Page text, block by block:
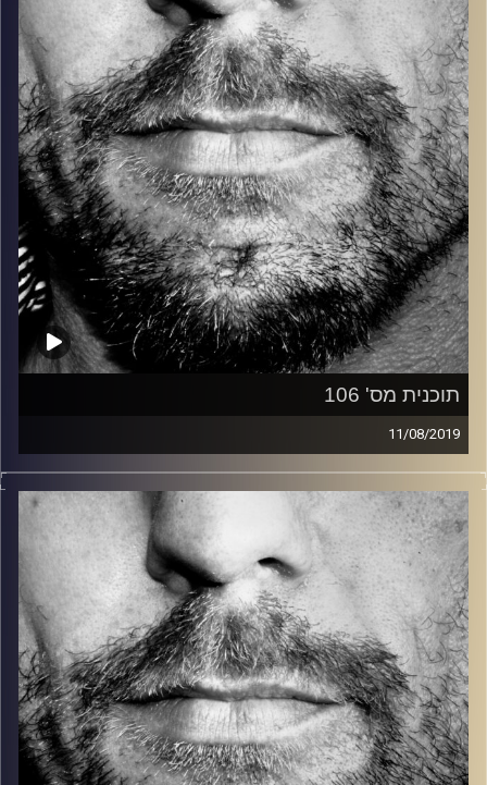
קרדיט תמונות: David Goehring
תוכנית מס' 106
11/08/2019
זיפים, מוזיקה מחוספסת של הופעות חיות. הרבה ג'אם, רוק,
בלוז, bluegrass, ג'אז, Fאנק, פרוגרסיב ואפילו אלקטרוניקה.
כל מה שחי, אמיתי ונושם.
עם שמוליק רגב.
קרדיט תמונות: David Goehring